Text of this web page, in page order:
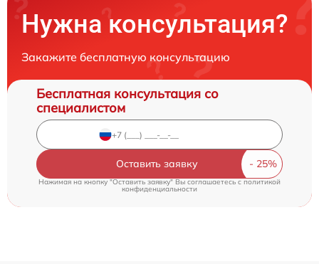
Нужна консультация?
Закажите бесплатную консультацию
Бесплатная консультация со
специалистом
Оставить заявку
Нажимая на кнопку "Оставить заявку" Вы соглашаетесь c политикой
конфиденциальности